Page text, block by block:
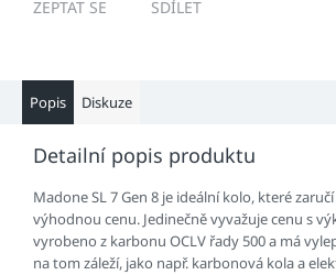
ZEPTAT SE SDÍLET
Popis Diskuze
Detailní popis produktu
Madone SL 7 Gen 8 je ideální kolo, které
výhodnou cenu. Jedinečně vyvažuje cenu s
vyrobeno z karbonu OCLV řady 500 a má
na tom záleží, jako např. karbonová kola a